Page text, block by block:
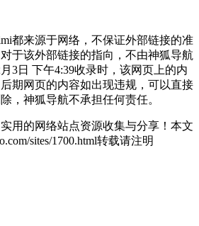
都来源于网络，不保证外部链接的准
于该外部链接的指向，不由神狐导航
3日 下午4:39收录时，该网页上的内
期网页的内容如出现违规，可以直接
，神狐导航不承担任何责任。
用的网络站点资源收集与分享！ 本文
sites/1700.html转载请注明